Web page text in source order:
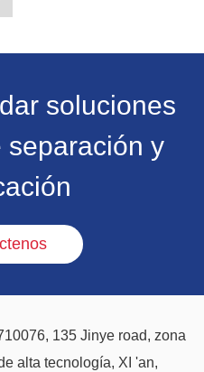
y la reutilización.
soluciones
separación y
135 Jinye road, zona
alta tecnología, XI 'an,